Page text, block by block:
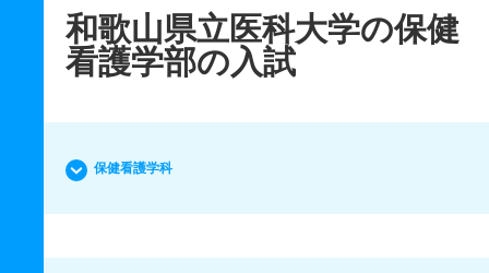
和歌山県立医科大学の保健
看護学部の入試
保健看護学科